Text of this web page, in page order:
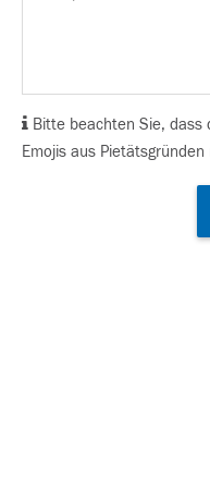
Bitte beachten Sie, dass
Emojis aus